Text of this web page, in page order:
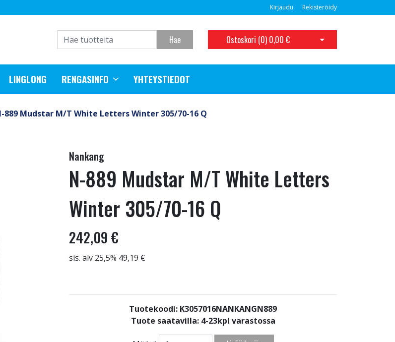
Kirjaudu Rekisteröidy
Hae Ostoskori (0) 0,00 € Avaa ostoskori
LINGLONG RENGASINFO YHTEYSTIEDOT
889 Mudstar M/T White Letters Winter 305/70-16 Q
Nankang
N-889 Mudstar M/T White Letters
Winter 305/70-16 Q
242,09 €
sis. alv 25,5% 49,19 €
Tuotekoodi: K3057016NANKANGN889
Tuote saatavilla: 4-23kpl varastossa